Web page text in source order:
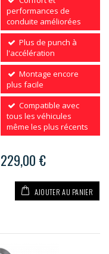
performances de
conduite améliorées
Plus de punch à
l'accélération
Montage encore
plus facile
Compatible avec
tous les véhicules
même les plus récents
229,00 €
AJOUTER AU PANIER